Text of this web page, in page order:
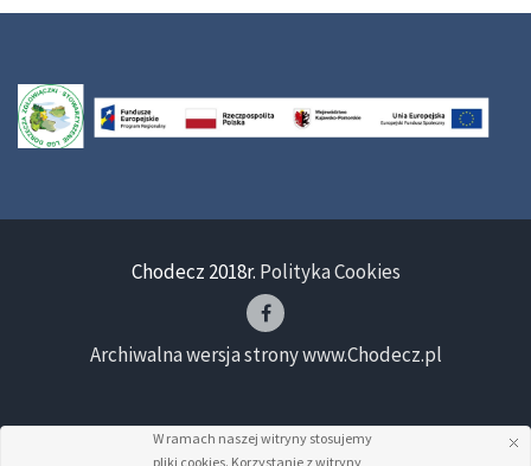
Chodecz 2018r. Polityka Cookies
Archiwalna wersja strony www.Chodecz.pl
W ramach naszej witryny stosujemy
pliki cookies. Korzystanie z witryny